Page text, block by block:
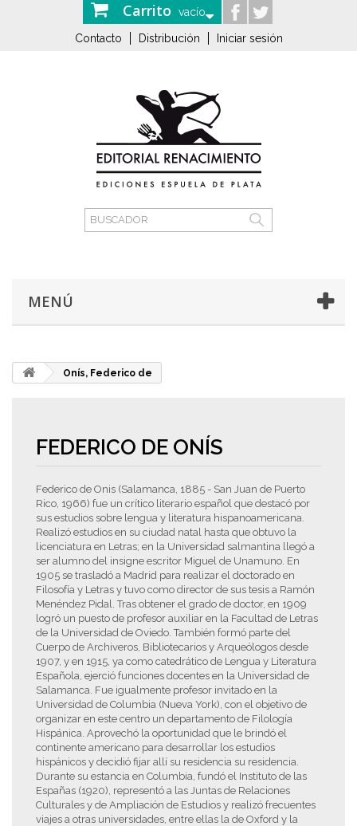
Carrito vacío
Contacto Distribución Iniciar sesión
MENÚ
Onís, Federico de
FEDERICO DE ONÍS
Federico de Onis (Salamanca, 1885 - San Juan de Puerto
Rico, 1966) fue un crítico literario español que destacó por
sus estudios sobre lengua y literatura hispanoamericana.
Realizó estudios en su ciudad natal hasta que obtuvo la
licenciatura en Letras; en la Universidad salmantina llegó a
ser alumno del insigne escritor Miguel de Unamuno. En
1905 se trasladó a Madrid para realizar el doctorado en
Filosofía y Letras y tuvo como director de sus tesis a Ramón
Menéndez Pidal. Tras obtener el grado de doctor, en 1909
logró un puesto de profesor auxiliar en la Facultad de Letras
de la Universidad de Oviedo. También formó parte del
Cuerpo de Archiveros, Bibliotecarios y Arqueólogos desde
1907, y en 1915, ya como catedrático de Lengua y Literatura
Española, ejerció funciones docentes en la Universidad de
Salamanca. Fue igualmente profesor invitado en la
Universidad de Columbia (Nueva York), con el objetivo de
organizar en este centro un departamento de Filología
Hispánica. Aprovechó la oportunidad que le brindó el
continente americano para desarrollar los estudios
hispánicos y decidió fijar allí su residencia su residencia.
Durante su estancia en Columbia, fundó el Instituto de las
Españas (1920), representó a las Juntas de Relaciones
Culturales y de Ampliación de Estudios y realizó frecuentes
viajes a otras universidades, entre ellas la de Oxford y la